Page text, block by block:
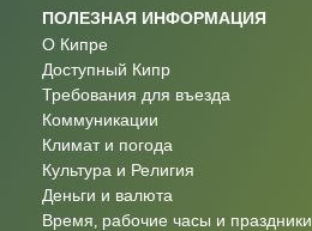
ПОЛЕЗНАЯ ИНФОРМАЦИЯ
О Кипре
Доступный Кипр
Требования для въезда
Коммуникации
Климат и погода
Культура и Религия
Деньги и валюта
Время, рабочие часы и праздники